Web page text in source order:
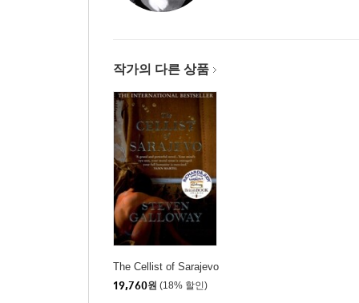
작가의 다른 상품
The Cellist of Sarajevo
19,760원 (18% 할인)